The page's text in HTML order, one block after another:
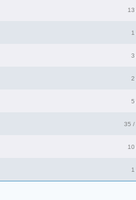
13
1
3
2
5
35 /
10
1